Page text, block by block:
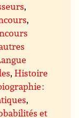
,
,
,Histoire
:
,
et